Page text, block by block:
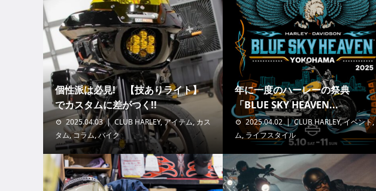
個性派は必見! 【技ありライト】
でカスタムに差がつく!!
2025.04.03 CLUB HARLEY,アイテム,カス
タム,コラム,バイク
年に一度のハーレーの祭典
「BLUE SKY HEAVEN...
2025.04.02 CLUB HARLEY,イベント,
ム, ライフスタイル